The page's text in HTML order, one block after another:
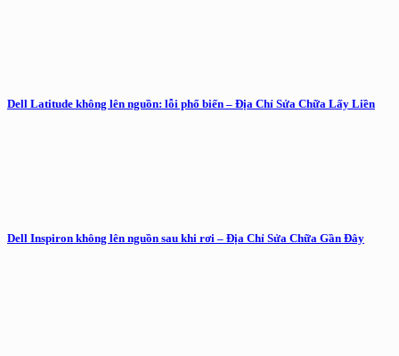
Dell Latitude không lên nguồn: lỗi phổ biến – Địa Chỉ Sửa Chữa Lấy Liền
Dell Inspiron không lên nguồn sau khi rơi – Địa Chỉ Sửa Chữa Gần Đây